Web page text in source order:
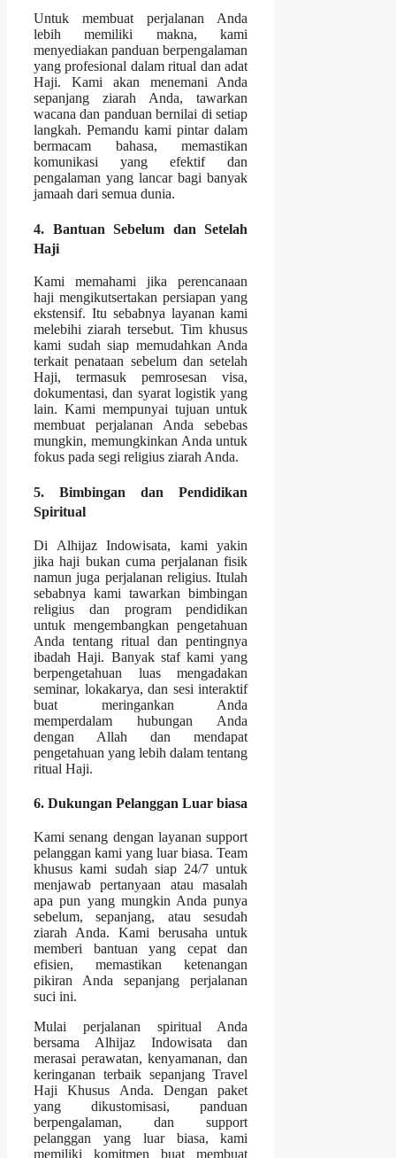
Untuk membuat perjalanan Anda
lebih memiliki makna, kami
menyediakan panduan berpengalaman
yang profesional dalam ritual dan adat
Haji. Kami akan menemani Anda
sepanjang ziarah Anda, tawarkan
wacana dan panduan bernilai di setiap
langkah. Pemandu kami pintar dalam
bermacam bahasa, memastikan
komunikasi yang efektif dan
pengalaman yang lancar bagi banyak
jamaah dari semua dunia.
4. Bantuan Sebelum dan Setelah
Haji
Kami memahami jika perencanaan
haji mengikutsertakan persiapan yang
ekstensif. Itu sebabnya layanan kami
melebihi ziarah tersebut. Tim khusus
kami sudah siap memudahkan Anda
terkait penataan sebelum dan setelah
Haji, termasuk pemrosesan visa,
dokumentasi, dan syarat logistik yang
lain. Kami mempunyai tujuan untuk
membuat perjalanan Anda sebebas
mungkin, memungkinkan Anda untuk
fokus pada segi religius ziarah Anda.
5. Bimbingan dan Pendidikan
Spiritual
Di Alhijaz Indowisata, kami yakin
jika haji bukan cuma perjalanan fisik
namun juga perjalanan religius. Itulah
sebabnya kami tawarkan bimbingan
religius dan program pendidikan
untuk mengembangkan pengetahuan
Anda tentang ritual dan pentingnya
ibadah Haji. Banyak staf kami yang
berpengetahuan luas mengadakan
seminar, lokakarya, dan sesi interaktif
buat meringankan Anda
memperdalam hubungan Anda
dengan Allah dan mendapat
pengetahuan yang lebih dalam tentang
ritual Haji.
6. Dukungan Pelanggan Luar biasa
Kami senang dengan layanan support
pelanggan kami yang luar biasa. Team
khusus kami sudah siap 24/7 untuk
menjawab pertanyaan atau masalah
apa pun yang mungkin Anda punya
sebelum, sepanjang, atau sesudah
ziarah Anda. Kami berusaha untuk
memberi bantuan yang cepat dan
efisien, memastikan ketenangan
pikiran Anda sepanjang perjalanan
suci ini.
Mulai perjalanan spiritual Anda
bersama Alhijaz Indowisata dan
merasai perawatan, kenyamanan, dan
keringanan terbaik sepanjang Travel
Haji Khusus Anda. Dengan paket
yang dikustomisasi, panduan
berpengalaman, dan support
pelanggan yang luar biasa, kami
memiliki komitmen buat membuat